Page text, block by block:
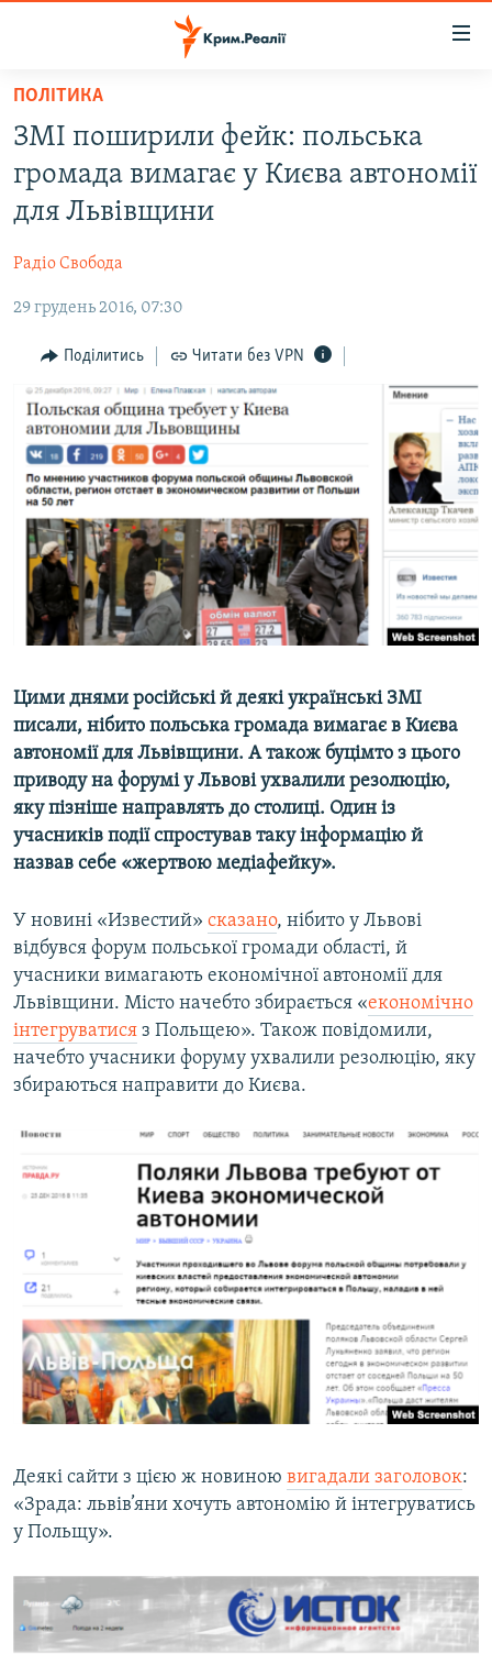
Перейти
основного
матеріалу
Перейти
до
основної
Перейти
пошуку
ВІДЕО ТА ФОТО
БЛОГИ
ПОГЛЯД
ІНТЕРВ'Ю
ВСЕ ЗА ДЕНЬ
СПЕЦПРОЕКТИ
ДЕПОРТАЦІЯ
СВІДЧЕННЯ ОКУПАЦІЇ
УКРАЇНСЬКА ПРОБЛЕМА КРИМУ
ІНФОГРАФІКА
ЯК ОБІЙТИ БЛОКУВАННЯ
Русский
Qırımtatar
ДОЛУЧАЙСЯ!
Усі сайти RFE/RL
ПОЛІТИКА
ЗМІ поширили фейк: польська
громада вимагає у Києва автономії
для Львівщини
Радіо Свобода
29 грудень 2016, 07:30
Поділитись Читати без VPN
Цими днями російські й деякі українські ЗМІ
писали, нібито польська громада вимагає в Києва
автономії для Львівщини. А також буцімто з цього
приводу на форумі у Львові ухвалили резолюцію,
яку пізніше направлять до столиці. Один із
учасників події спростував таку інформацію й
назвав себе «жертвою медіафейку».
У новині «Известий» сказано, нібито у Львові
відбувся форум польської громади області, й
учасники вимагають економічної автономії для
Львівщини. Місто начебто збирається «економічно
інтегруватися з Польщею». Також повідомили,
начебто учасники форуму ухвалили резолюцію, яку
збираються направити до Києва.
Деякі сайти з цією ж новиною вигадали заголовок:
«Зрада: львів’яни хочуть автономію й інтегруватись
у Польщу».